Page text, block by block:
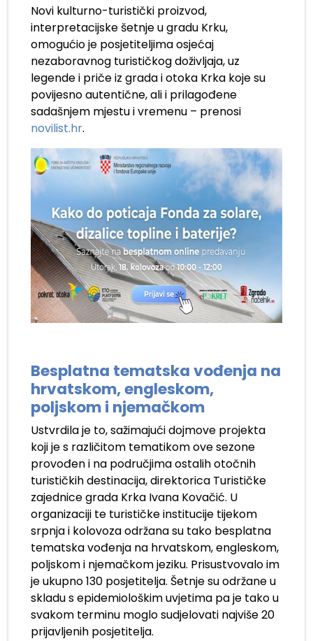
Novi kulturno-turistički proizvod,
interpretacijske šetnje u gradu Krku,
omogućio je posjetiteljima osjećaj
nezaboravnog turističkog doživljaja, uz
legende i priče iz grada i otoka Krka koje su
povijesno autentične, ali i prilagođene
sadašnjem mjestu i vremenu – prenosi
novilist.hr.
Besplatna tematska vođenja na
hrvatskom, engleskom,
poljskom i njemačkom
Ustvrdila je to, sažimajući dojmove projekta
koji je s različitom tematikom ove sezone
provođen i na područjima ostalih otočnih
turističkih destinacija, direktorica Turističke
zajednice grada Krka Ivana Kovačić. U
organizaciji te turističke institucije tijekom
srpnja i kolovoza održana su tako besplatna
tematska vođenja na hrvatskom, engleskom,
poljskom i njemačkom jeziku. Prisustvovalo im
je ukupno 130 posjetitelja. Šetnje su održane u
skladu s epidemiološkim uvjetima pa je tako u
svakom terminu moglo sudjelovati najviše 20
prijavljenih posjetitelja.